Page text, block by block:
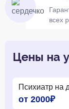
всех
Цены на
Психиатр на
от 2000₽